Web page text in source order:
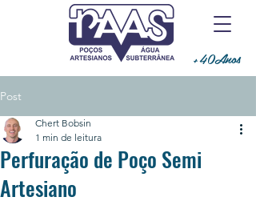
+40Anos
Post
Perfuração de Poço Semi
Artesiano
Chert Bobsin
1 min de leitura